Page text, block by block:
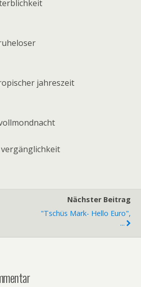
jahreszeit
Nächster Beitrag
"Tschüs Mark- Hello Euro",
...